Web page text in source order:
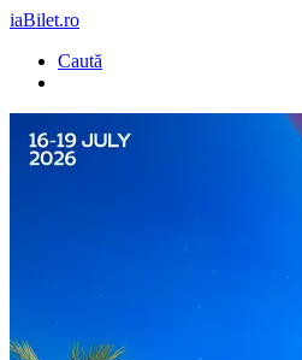
iaBilet.ro
Caută